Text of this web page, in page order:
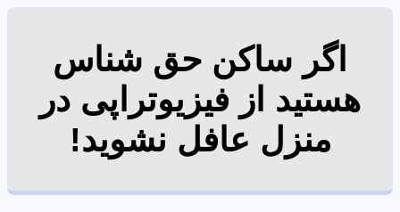
اگر ساکن حق شناس
هستید از فیزیوتراپی در
منزل عافل نشوید!